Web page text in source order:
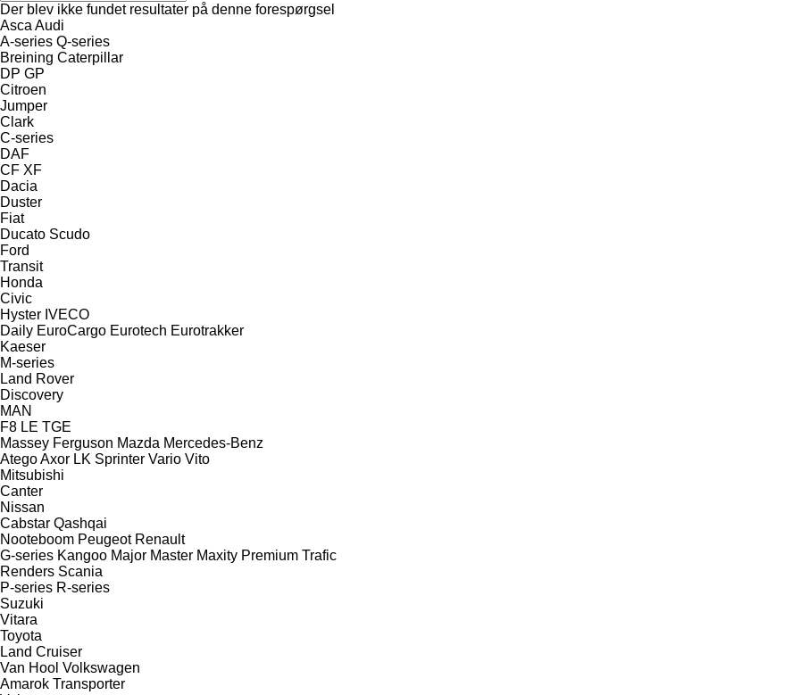
Der blev ikke fundet resultater på denne forespørgsel
Asca Audi
A-series Q-series
Breining Caterpillar
DP GP
Citroen
Jumper
Clark
C-series
DAF
CF XF
Dacia
Duster
Fiat
Ducato Scudo
Ford
Transit
Honda
Civic
Hyster IVECO
Daily EuroCargo Eurotech Eurotrakker
Kaeser
M-series
Land Rover
Discovery
MAN
F8 LE TGE
Massey Ferguson Mazda Mercedes-Benz
AtegoAxor LK Sprinter Vario Vito
Mitsubishi
Canter
Nissan
Cabstar Qashqai
Nooteboom Peugeot Renault
G-series Kangoo Major Master Maxity Premium Trafic
Renders Scania
P-series R-series
Suzuki
Vitara
Toyota
Land Cruiser
Van Hool Volkswagen
Amarok Transporter